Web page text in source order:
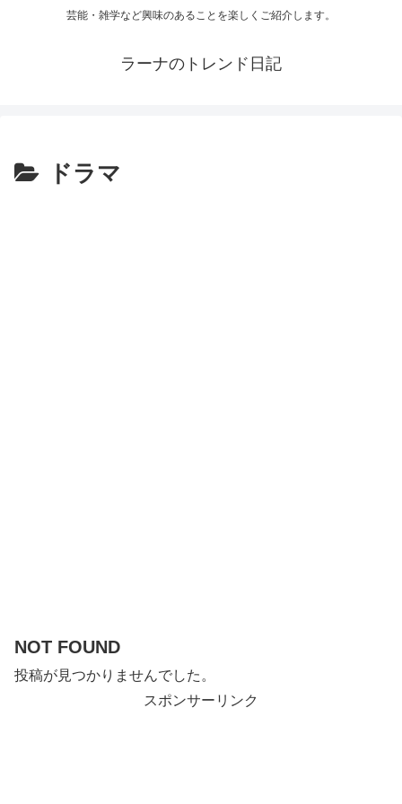
芸能・雑学など興味のあることを楽しくご紹介します。
ラーナのトレンド日記
ドラマ
NOT FOUND
投稿が見つかりませんでした。
スポンサーリンク